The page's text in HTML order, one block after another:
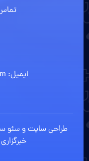
تماس:
ایمیل: info@zibadastgah.com
طراحی سایت و سئو